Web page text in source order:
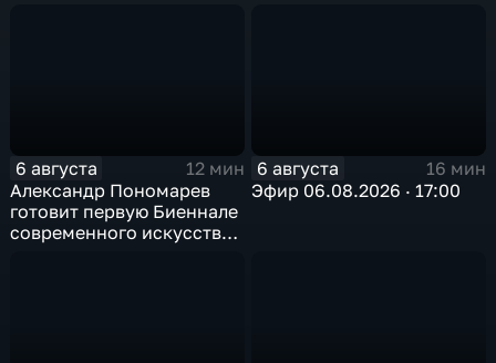
6 августа
12 мин
Александр Пономарев
готовит первую Биеннале
современного искусства
6 августа
16 мин
Эфир 06.08.2026 · 17:00